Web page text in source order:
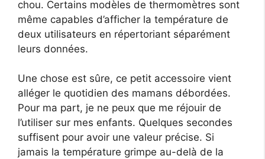
chou. Certains modèles de thermomètres sont
même capables d’afficher la température de
deux utilisateurs en répertoriant séparément
leurs données.
Une chose est sûre, ce petit accessoire vient
alléger le quotidien des mamans débordées.
Pour ma part, je ne peux que me réjouir de
l’utiliser sur mes enfants. Quelques secondes
suffisent pour avoir une valeur précise. Si
jamais la température grimpe au-delà de la